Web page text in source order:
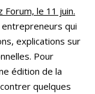
Forum, le 11 juin.
qui
explications sur
Pour
édition de la
quelques